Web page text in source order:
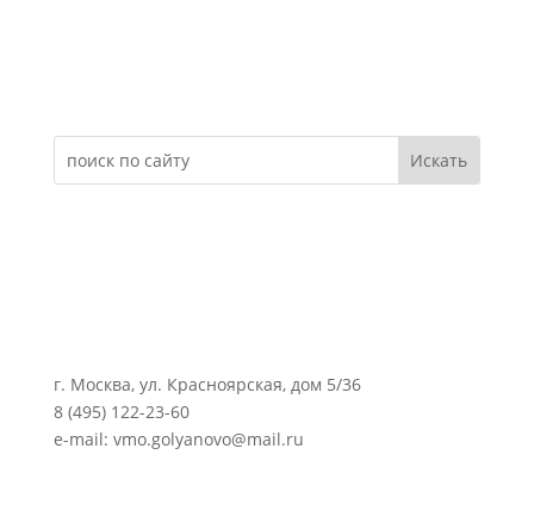
г. Москва, ул. Красноярская, дом 5/36
8 (495) 122-23-60
e-mail: vmo.golyanovo@mail.ru